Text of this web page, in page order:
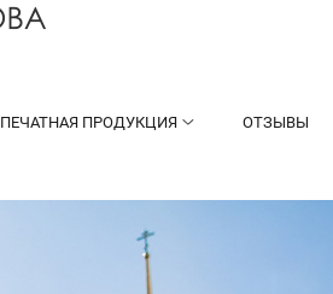
ПЕЧАТНАЯ ПРОДУКЦИЯ ОТЗЫВЫ